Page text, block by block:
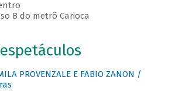
B do metrô Carioca
PROVENZALE E FABIO ZANON /